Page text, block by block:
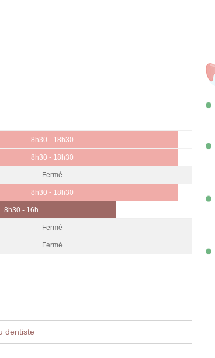
8h30 - 18h30
8h30 - 18h30
Fermé
8h30 - 18h30
8h30 - 16h
Fermé
Fermé
dentiste